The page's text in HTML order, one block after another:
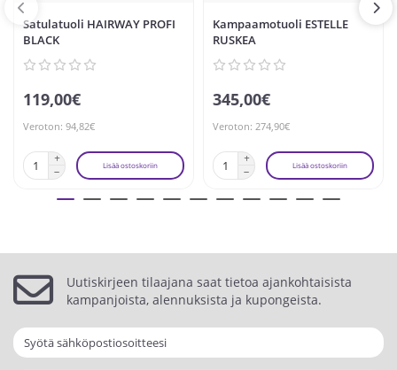
Satulatuoli HAIRWAY PROFI
BLACK
119,00€
Veroton: 94,82€
Lisää ostoskoriin
Kampaamotuoli ESTELLE
RUSKEA
345,00€
Veroton: 274,90€
Lisää ostoskoriin
Uutiskirjeen tilaajana saat tietoa ajankohtaisista
kampanjoista, alennuksista ja kupongeista.